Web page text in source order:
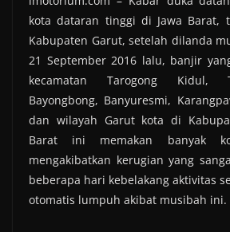
kota dataran tinggi di Jawa Barat,
Kabupaten Garut, setelah dilanda
21 September 2016 lalu, banjir
kecamatan Tarogong Kidul,
Bayongbong, Banyuresmi,
dan wilayah Garut kota di
Barat ini memakan banyak
mengakibatkan kerugian yang
beberapa hari kebelakang aktivitas
otomatis lumpuh akibat musibah ini.